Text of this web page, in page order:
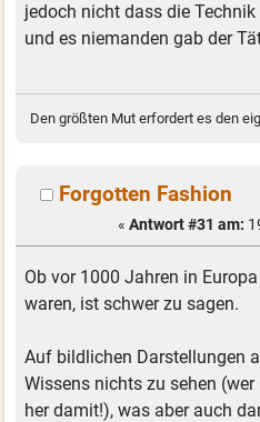
jedoch nicht dass die
und es niemanden gab der
Den größten Mut erfordert es den
Forgotten Fashion
« Antwort #31 am:
Ob vor 1000 Jahren in
waren, ist schwer zu sagen.
Auf bildlichen Darstellungen
Wissens nichts zu sehen
her damit!), was aber auch